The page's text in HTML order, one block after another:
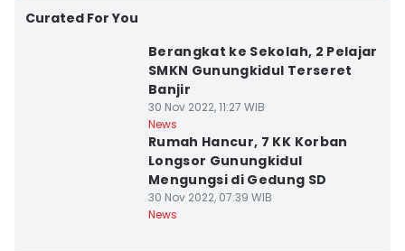
Curated For You
Berangkat ke Sekolah, 2 Pelajar
SMKN Gunungkidul Terseret
Banjir
30 Nov 2022, 11:27 WIB
News
Rumah Hancur, 7 KK Korban
Longsor Gunungkidul
Mengungsi di Gedung SD
30 Nov 2022, 07:39 WIB
News